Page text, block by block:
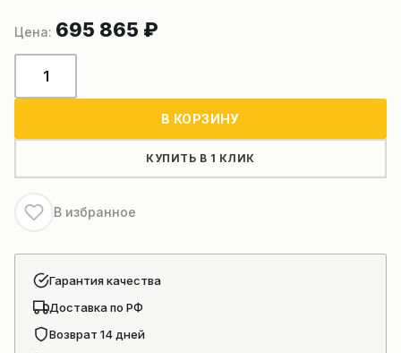
695 865 ₽
товара
грейдера
XCMG
GR165
В КОРЗИНУ
КУПИТЬ В 1 КЛИК
В избранное
Гарантия качества
Доставка по РФ
Возврат 14 дней